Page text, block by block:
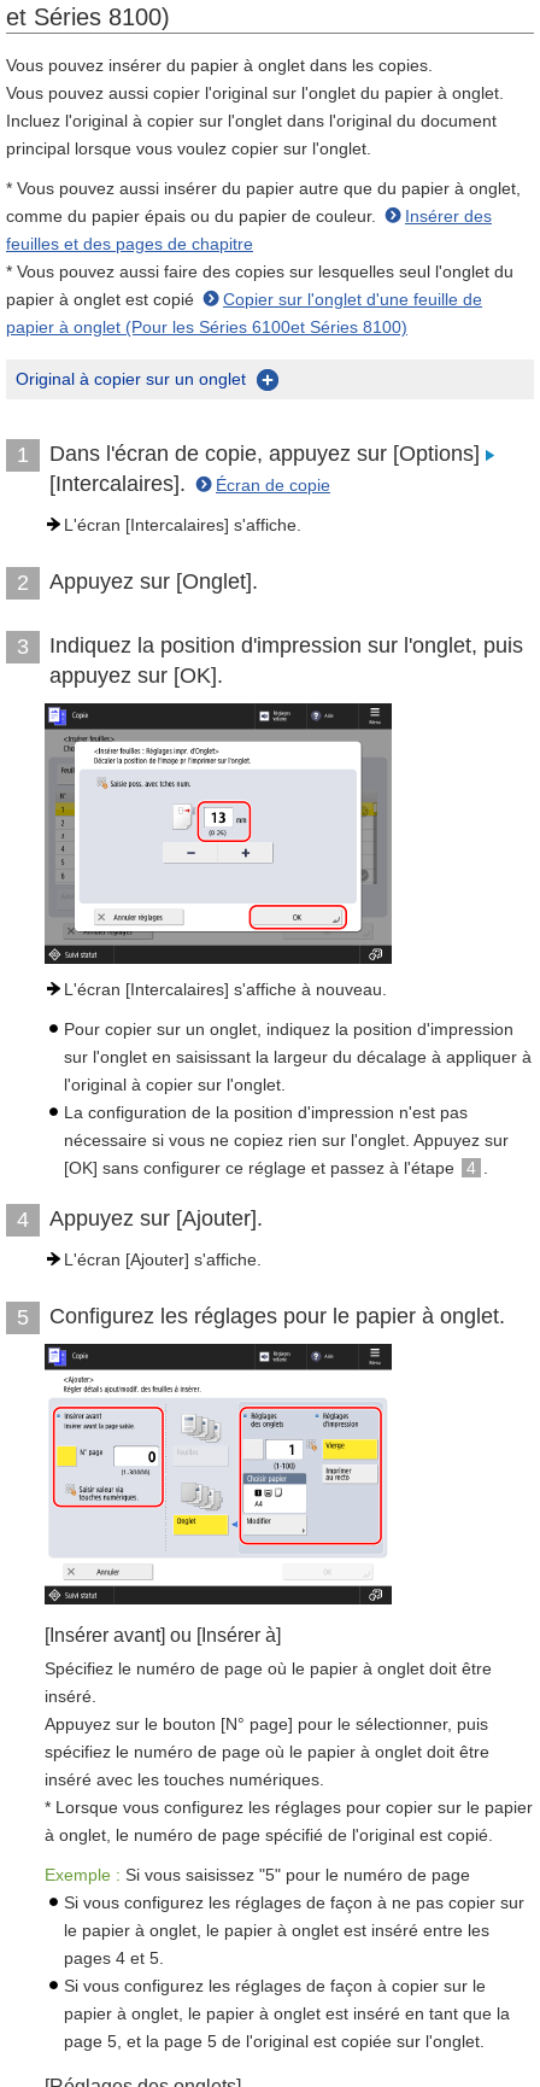
et Séries 8100)
Vous pouvez insérer du papier à onglet dans les copies.
Vous pouvez aussi copier l'original sur l'onglet du papier à onglet.
Incluez l'original à copier sur l'onglet dans l'original du document
principal lorsque vous voulez copier sur l'onglet.
* Vous pouvez aussi insérer du papier autre que du papier à onglet,
comme du papier épais ou du papier de couleur.
Insérer des
feuilles et des pages de chapitre
* Vous pouvez aussi faire des copies sur lesquelles seul l'onglet du
papier à onglet est copié
Copier sur l'onglet d'une feuille de
papier à onglet (Pour les Séries 6100et Séries 8100)
Original à copier sur un onglet
1
Dans l'écran de copie, appuyez sur [Options]
[Intercalaires].
Écran de copie
L'écran [Intercalaires] s'affiche.
2 Appuyez sur [Onglet].
3
Indiquez la position d'impression sur l'onglet, puis
appuyez sur [OK].
L'écran [Intercalaires] s'affiche à nouveau.
Pour copier sur un onglet, indiquez la position d'impression
sur l'onglet en saisissant la largeur du décalage à appliquer à
l'original à copier sur l'onglet.
La configuration de la position d'impression n'est pas
nécessaire si vous ne copiez rien sur l'onglet. Appuyez sur
[OK] sans configurer ce réglage et passez à l'étape
4
4 Appuyez sur [Ajouter].
L'écran [Ajouter] s'affiche.
5 Configurez les réglages pour le papier à onglet.
[Insérer avant] ou [Insérer à]
Spécifiez le numéro de page où le papier à onglet doit être
inséré.
Appuyez sur le bouton [N° page] pour le sélectionner, puis
spécifiez le numéro de page où le papier à onglet doit être
inséré avec les touches numériques.
* Lorsque vous configurez les réglages pour copier sur le papier
à onglet, le numéro de page spécifié de l'original est copié.
Exemple : Si vous saisissez "5" pour le numéro de page
Si vous configurez les réglages de façon à ne pas copier sur
le papier à onglet, le papier à onglet est inséré entre les
pages 4 et 5.
Si vous configurez les réglages de façon à copier sur le
papier à onglet, le papier à onglet est inséré en tant que la
page 5, et la page 5 de l'original est copiée sur l'onglet.